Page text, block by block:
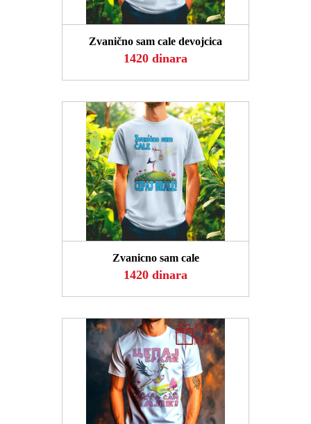
POGLEDAJ
Zvanično sam cale devojcica
1420 dinara
POGLEDAJ
Zvanicno sam cale
1420 dinara